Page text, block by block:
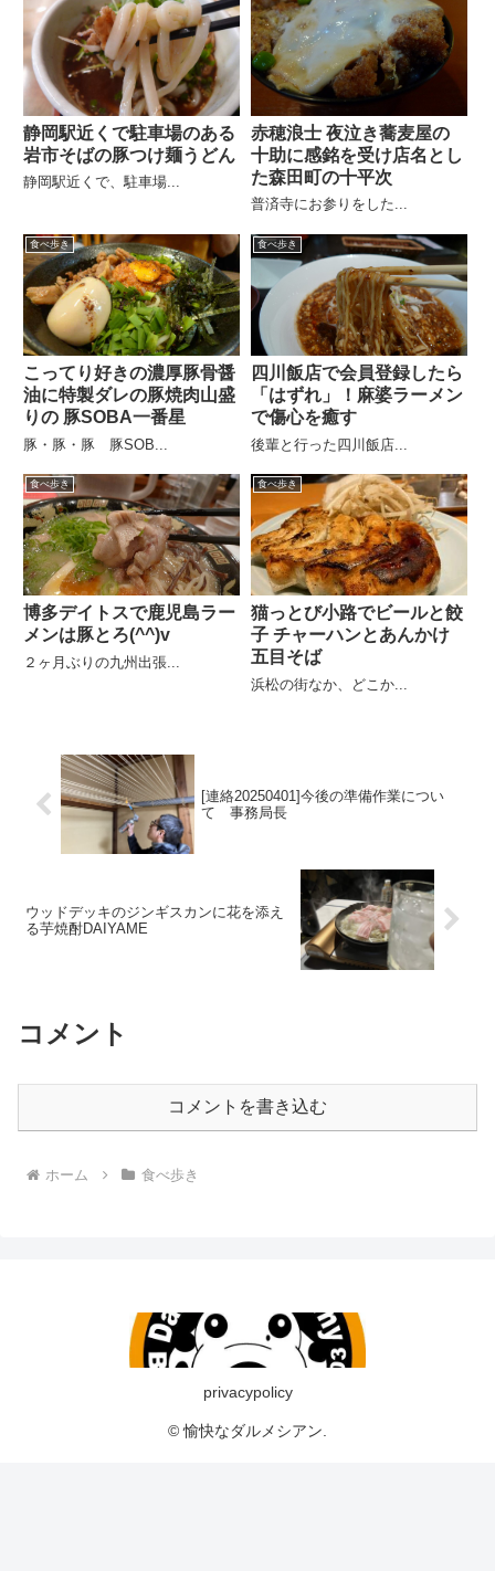
静岡駅近くで駐車場のある
岩市そばの豚つけ麺うどん
静岡駅近くで、駐車場...
赤穂浪士 夜泣き蕎麦屋の
十助に感銘を受け店名とし
た森田町の十平次
普済寺にお参りをした...
食べ歩き
こってり好きの濃厚豚骨醤
油に特製ダレの豚焼肉山盛
りの 豚SOBA一番星
豚・豚・豚 豚SOB...
食べ歩き
四川飯店で会員登録したら
「はずれ」！麻婆ラーメン
で傷心を癒す
後輩と行った四川飯店...
食べ歩き
博多デイトスで鹿児島ラー
メンは豚とろ(^^)v
２ヶ月ぶりの九州出張...
食べ歩き
猫っとび小路でビールと餃
子 チャーハンとあんかけ
五目そば
浜松の街なか、どこか...
[連絡20250401]今後の準備作業につい
て 事務局長
ウッドデッキのジンギスカンに花を添え
る芋焼酎DAIYAME
コメント
コメントを書き込む
ホーム 食べ歩き
privacypolicy
© 愉快なダルメシアン.